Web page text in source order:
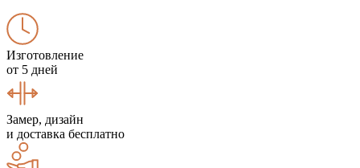
Изготовление
от 5 дней
Замер, дизайн
и доставка бесплатно